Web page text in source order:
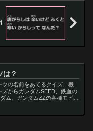
は？
ツの名前をあてるクイズ 機
からガンダムSEED、鉄血の
ム、ガンダムZZの各種モビル